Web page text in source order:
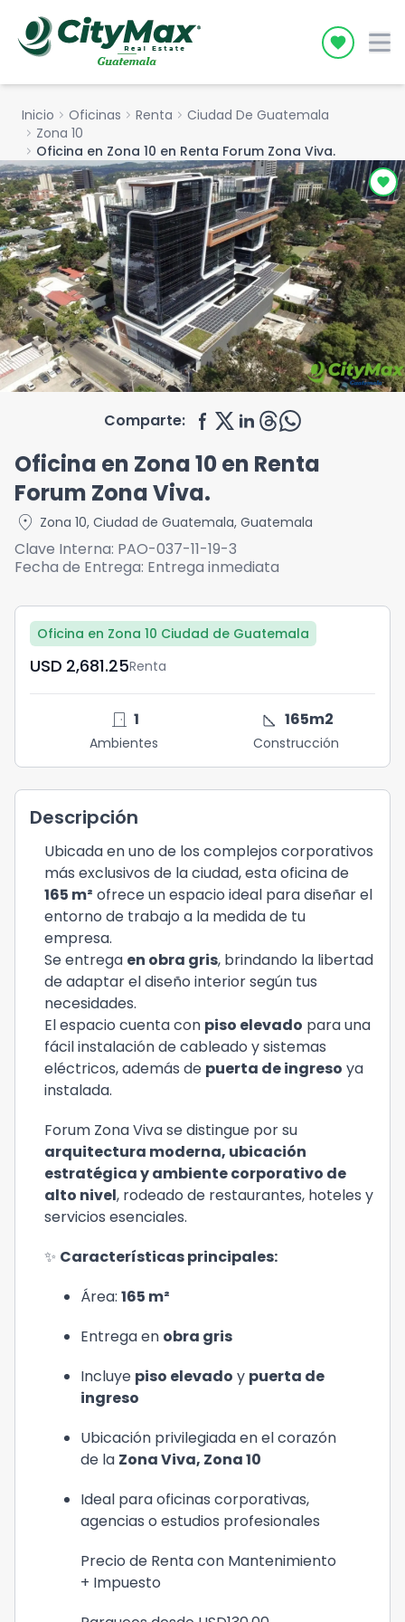
Icon
Inicio chevron_right Oficinas chevron_right Renta chevron_right Ciudad De Guatemala
chevron_right Zona 10
chevron_right Oficina en Zona 10 en Renta Forum Zona Viva.
Comparte:
Oficina en Zona 10 en Renta
Forum Zona Viva.
location_on Zona 10, Ciudad de Guatemala, Guatemala
Clave Interna: PAO-037-11-19-3
Fecha de Entrega: Entrega inmediata
Oficina en Zona 10 Ciudad de Guatemala
USD	2,681.25Renta
door_front 1
Ambientes
square_foot 165m2
Construcción
Descripción
Ubicada en uno de los complejos corporativos
más exclusivos de la ciudad, esta oficina de
165 m² ofrece un espacio ideal para diseñar el
entorno de trabajo a la medida de tu
empresa.
Se entrega en obra gris, brindando la libertad
de adaptar el diseño interior según tus
necesidades.
El espacio cuenta con piso elevado para una
fácil instalación de cableado y sistemas
eléctricos, además de puerta de ingreso ya
instalada.
Forum Zona Viva se distingue por su
arquitectura moderna, ubicación
estratégica y ambiente corporativo de
alto nivel, rodeado de restaurantes, hoteles y
servicios esenciales.
✨ Características principales:
Área: 165 m²
Entrega en obra gris
Incluye piso elevado y puerta de
ingreso
Ubicación privilegiada en el corazón
de la Zona Viva, Zona 10
Ideal para oficinas corporativas,
agencias o estudios profesionales
Precio de Renta con Mantenimiento
+ Impuesto